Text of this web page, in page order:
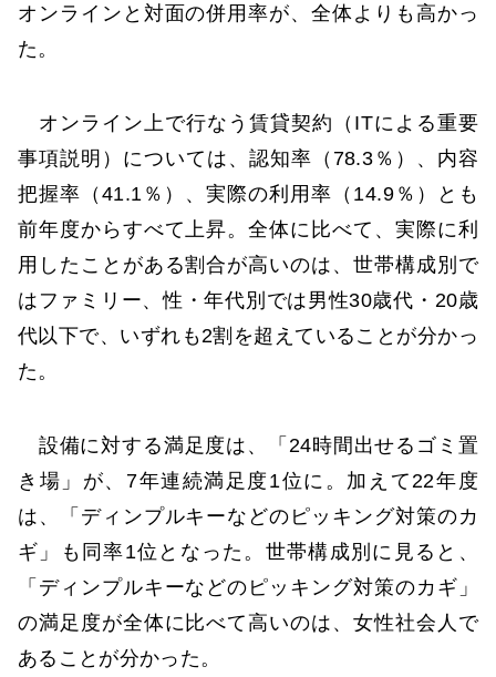
オンラインと対面の併用率が、全体よりも高かっ
た。
オンライン上で行なう賃貸契約（ITによる重要
事項説明）については、認知率（78.3％）、内容
把握率（41.1％）、実際の利用率（14.9％）とも
前年度からすべて上昇。全体に比べて、実際に利
用したことがある割合が高いのは、世帯構成別で
はファミリー、性・年代別では男性30歳代・20歳
代以下で、いずれも2割を超えていることが分かっ
た。
設備に対する満足度は、「24時間出せるゴミ置
き場」が、7年連続満足度1位に。加えて22年度
は、「ディンプルキーなどのピッキング対策のカ
ギ」も同率1位となった。世帯構成別に見ると、
「ディンプルキーなどのピッキング対策のカギ」
の満足度が全体に比べて高いのは、女性社会人で
あることが分かった。